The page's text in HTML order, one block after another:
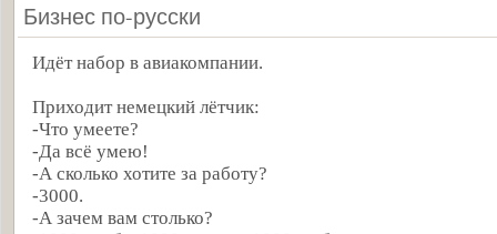
Бизнес по-русски
Идёт набор в авиакомпании.
Приходит немецкий лётчик:
-Что умеете?
-Да всё умею!
-А сколько хотите за работу?
-3000.
-А зачем вам столько?